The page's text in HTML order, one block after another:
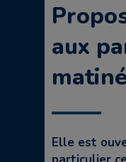
aux
Elle est